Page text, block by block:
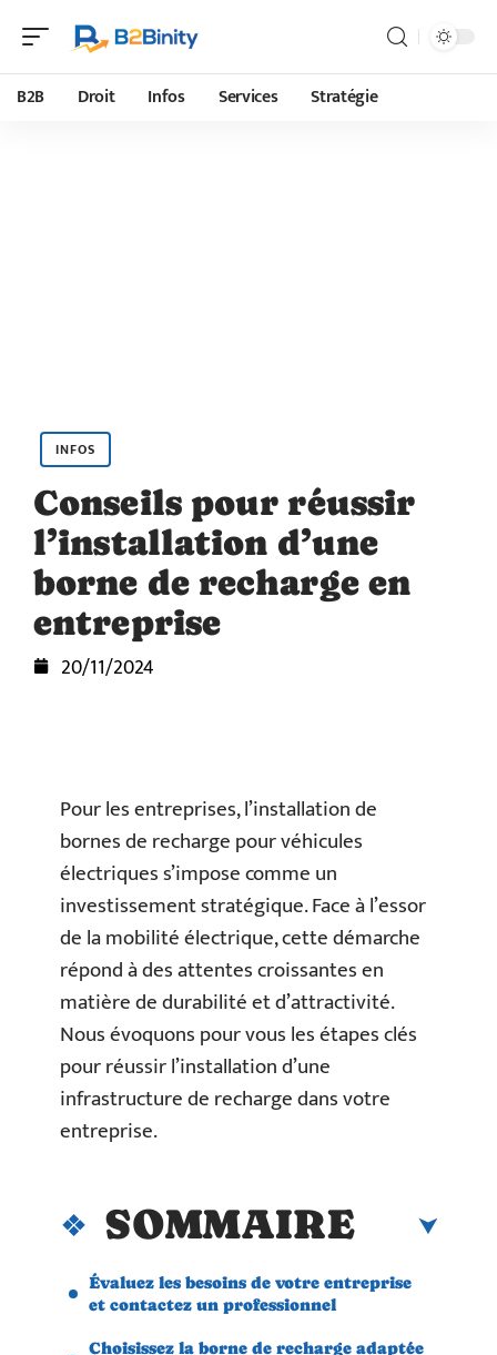
B2B Droit Infos Services Stratégie
INFOS
Conseils pour réussir
l’installation d’une
borne de recharge en
entreprise
20/11/2024
Pour les entreprises, l’installation de
bornes de recharge pour véhicules
électriques s’impose comme un
investissement stratégique. Face à l’essor
de la mobilité électrique, cette démarche
répond à des attentes croissantes en
matière de durabilité et d’attractivité.
Nous évoquons pour vous les étapes clés
pour réussir l’installation d’une
infrastructure de recharge dans votre
entreprise.
SOMMAIRE
Évaluez les besoins de votre entreprise
et contactez un professionnel
Choisissez la borne de recharge adaptée